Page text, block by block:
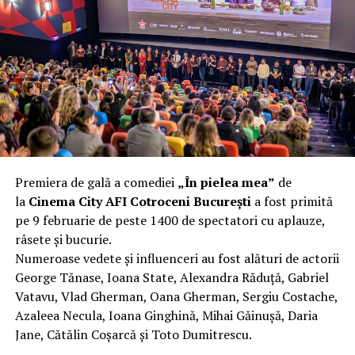
40 km/h. Nu s-a prăbușit, dar s-a deformat atât de tare
încât nu a mai putut fi pliat. Proprietarul l-a aruncat la
fier vechi a doua zi. Asta ca să fie clar de la început: nu
vorbim despre preferințe estetice, ci despre
funcționalitate reală.
Aluminiul, pe scurt: ușor,
rezistent la coroziune, dar cu
nuanțe
Aluminiul e materialul care apare primul în conversație
când cineva caută un pavilion ușor. Și pe bună dreptate.
Densitatea aluminiului e de aproximativ 2,7 g/cm³, față
de circa 7,8 g/cm³ pentru oțel. Practic, la un volum
identic, aluminiul cântărește cam o treime din greutatea
oțelului. Pentru oricine transportă, montează și
demontează frecvent o structură, diferența asta se
Premiera de gală a comediei „În pielea mea” de
la Cinema City AFI Cotroceni Bucureștia fost primită
pe 9 februarie de peste 1400 de spectatori cu aplauze,
râsete și bucurie.
Numeroase vedete și influenceri au fost alături de actorii
George Tănase, Ioana State, Alexandra Răduță, Gabriel
Vatavu, Vlad Gherman, Oana Gherman, Sergiu Costache,
Azaleea Necula, Ioana Ginghină, Mihai Găinușă, Daria
Jane, Cătălin Coșarcă și Toto Dumitrescu.